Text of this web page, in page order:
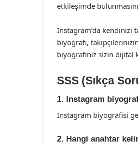
etkileşimde
Instagram’da kendinizi
biyografi,
biyografiniz sizin dijital
SSS (Sıkça
1. Instagram
Instagram biyografisi
2. Hangi anahtar